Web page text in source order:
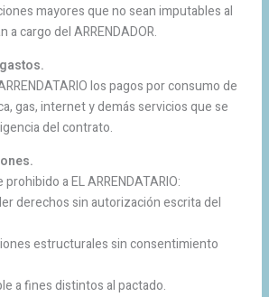
mayores que no sean imputables al
cargo del ARRENDADOR.
los pagos por consumo de
gas, internet y demás servicios que se
del contrato.
a EL ARRENDATARIO:
derechos sin autorización escrita del
estructurales sin consentimiento
a fines distintos al pactado.